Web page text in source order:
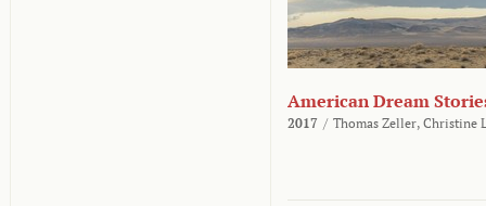
American Dream
2017 / Thomas Zeller, Christine